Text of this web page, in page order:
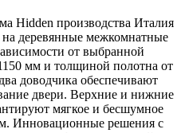
Hidden производства Италия
на деревянные межкомнатные
от выбранной
мм и толщиной полотна от
доводчика обеспечивают
двери. Верхние и нижние
мягкое и бесшумное
Инновационные решения с